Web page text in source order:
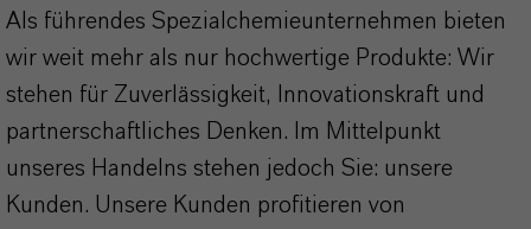
Als führendes Spezialchemieunternehmen bieten
wir weit mehr als nur hochwertige Produkte: Wir
stehen für Zuverlässigkeit, Innovationskraft und
partnerschaftliches Denken. Im Mittelpunkt
unseres Handelns stehen jedoch Sie: unsere
Kunden. Unsere Kunden profitieren von